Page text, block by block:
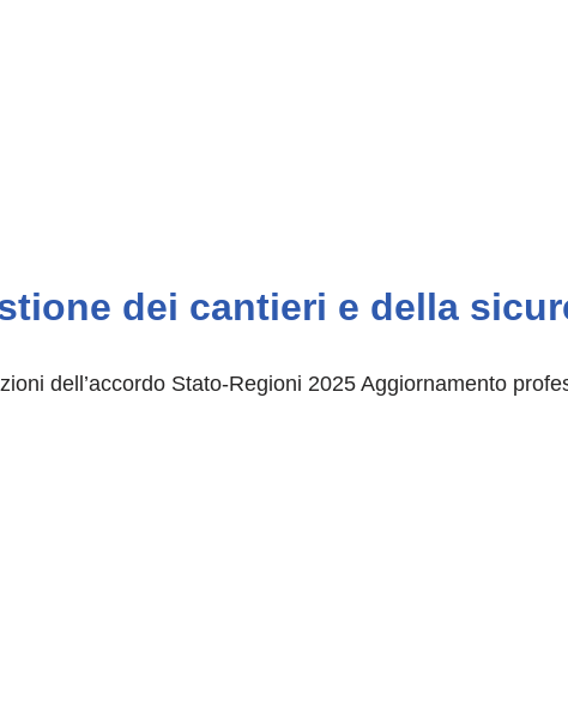
dei cantieri e della
dell’accordo Stato-Regioni 2025 Aggiornamento